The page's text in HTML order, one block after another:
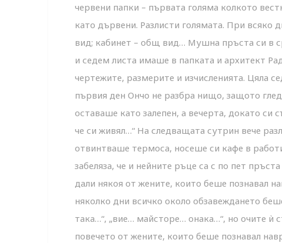
червени папки – първата голяма колкото
като дървени. Разлисти голямата. При всяко
вид; кабинет – общ вид… Мушна пръста си в
и седем листа имаше в папката и архитект
чертежите, размерите и изчисленията. Цяла
първия ден Ончо не разбра нищо, защото
оставаше като залепен, а вечерта, докато
че си живял…“ На следващата сутрин вече
отвинтваше термоса, носеше си кафе в
забеляза, че и нейните ръце са с по пет
дали някоя от жените, които беше познавал
няколко дни всичко около обзавеждането
така…“, „вие… майсторе… онака…“, но очите ѝ
повечето от жените, които беше познавал